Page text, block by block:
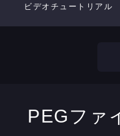
ビデオチュートリアル
PEGファ